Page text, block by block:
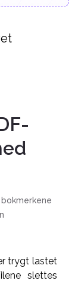
trygt lastet
slettes